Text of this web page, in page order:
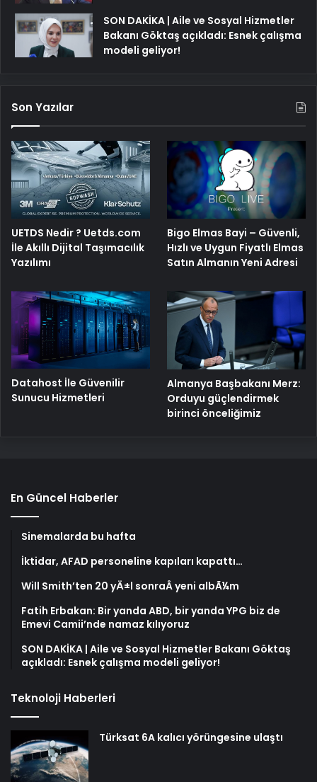
SON DAKİKA | Aile ve Sosyal Hizmetler
Bakanı Göktaş açıkladı: Esnek çalışma
modeli geliyor!
Son Yazılar
UETDS Nedir ? Uetds.com
İle Akıllı Dijital Taşımacılık
Yazılımı
Bigo Elmas Bayi – Güvenli,
Hızlı ve Uygun Fiyatlı Elmas
Satın Almanın Yeni Adresi
Datahost İle Güvenilir
Sunucu Hizmetleri
Almanya Başbakanı Merz:
Orduyu güçlendirmek
birinci önceliğimiz
En Güncel Haberler
Sinemalarda bu hafta
İktidar, AFAD personeline kapıları kapattı…
Will Smith’ten 20 yÄ±l sonraÂ yeni albÃ¼m
Fatih Erbakan: Bir yanda ABD, bir yanda YPG biz de
Emevi Camii’nde namaz kılıyoruz
SON DAKİKA | Aile ve Sosyal Hizmetler Bakanı Göktaş
açıkladı: Esnek çalışma modeli geliyor!
Teknoloji Haberleri
Türksat 6A kalıcı yörüngesine ulaştı